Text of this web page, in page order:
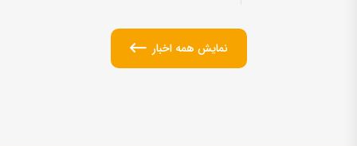
نمایش همه اخبار